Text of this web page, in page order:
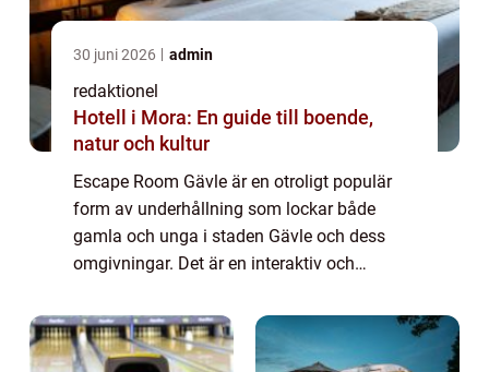
30 juni 2026 admin
redaktionel
Hotell i Mora: En guide till boende,
natur och kultur
Escape Room Gävle är en otroligt populär
form av underhållning som lockar både
gamla och unga i staden Gävle och dess
omgivningar. Det är en interaktiv och
ett rum och måste lösa olika pussel och
gåtor fö...